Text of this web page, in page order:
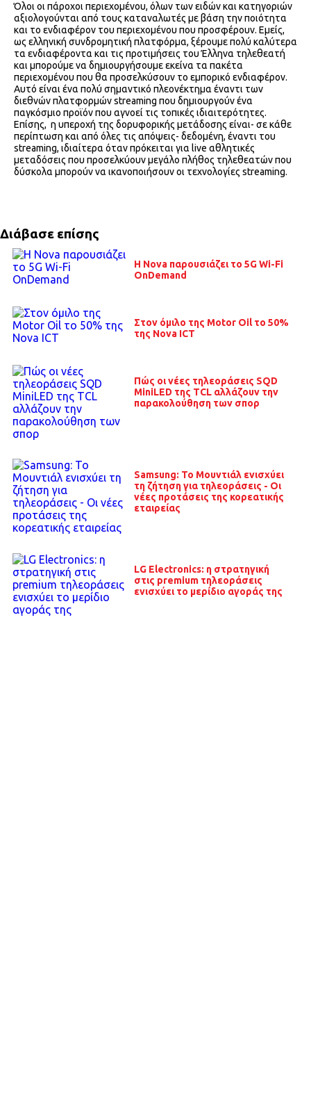
Όλοι οι πάροχοι περιεχομένου, όλων των ειδών και κατηγοριών
αξιολογούνται από τους καταναλωτές με βάση την ποιότητα
και το ενδιαφέρον του περιεχομένου που προσφέρουν. Εμείς,
ως ελληνική συνδρομητική πλατφόρμα, ξέρουμε πολύ καλύτερα
τα ενδιαφέροντα και τις προτιμήσεις του Έλληνα τηλεθεατή
και μπορούμε να δημιουργήσουμε εκείνα τα πακέτα
περιεχομένου που θα προσελκύσουν το εμπορικό ενδιαφέρον.
Αυτό είναι ένα πολύ σημαντικό πλεονέκτημα έναντι των
διεθνών πλατφορμών streaming που δημιουργούν ένα
παγκόσμιο προϊόν που αγνοεί τις τοπικές ιδιαιτερότητες.
Επίσης, η υπεροχή της δορυφορικής μετάδοσης είναι- σε κάθε
περίπτωση και από όλες τις απόψεις- δεδομένη, έναντι του
streaming, ιδιαίτερα όταν πρόκειται για live αθλητικές
μεταδόσεις που προσελκύουν μεγάλο πλήθος τηλεθεατών που
δύσκολα μπορούν να ικανοποιήσουν οι τεχνολογίες streaming.
Διάβασε επίσης
Η Nova παρουσιάζει το 5G Wi-Fi
OnDemand
Στον όμιλο της Motor Oil το 50%
της Nova ICT
Πώς οι νέες τηλεοράσεις SQD
MiniLED της TCL αλλάζουν την
παρακολούθηση των σπορ
Samsung: Το Μουντιάλ ενισχύει
τη ζήτηση για τηλεοράσεις - Οι
νέες προτάσεις της κορεατικής
εταιρείας
LG Electronics: η στρατηγική
στις premium τηλεοράσεις
ενισχύει το μερίδιο αγοράς της